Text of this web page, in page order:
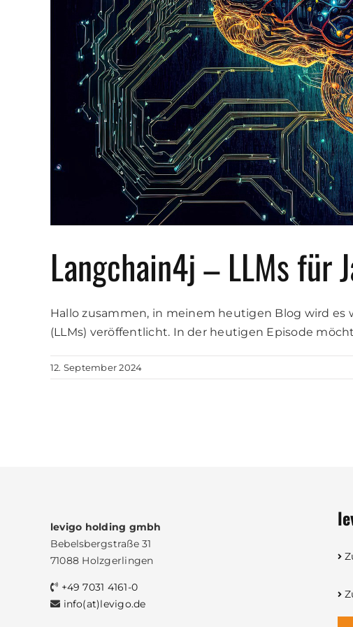
Langchain4j – LLMs für
Hallo zusammen, in meinem heutigen Blog wird es
(LLMs) veröffentlicht. In der heutigen Episode
12. September 2024
levigo holding gmbh
Bebelsbergstraße 31
71088 Holzgerlingen
+49 7031 4161-0
info(at)levigo.de